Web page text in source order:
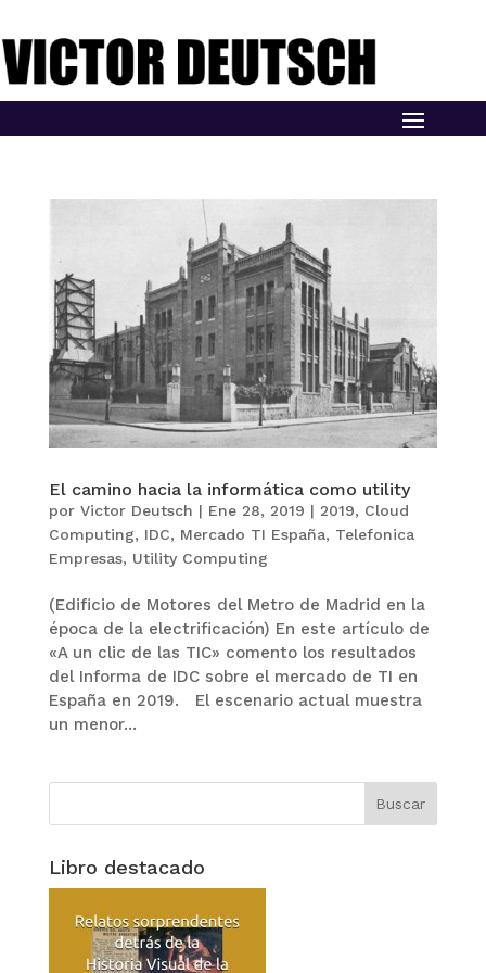
El camino hacia la informática como utility
por Victor Deutsch | Ene 28, 2019 | 2019, Cloud
Computing, IDC, Mercado TI España, Telefonica
Empresas, Utility Computing
(Edificio de Motores del Metro de Madrid en la
época de la electrificación) En este artículo de
«A un clic de las TIC» comento los resultados
del Informa de IDC sobre el mercado de TI en
España en 2019. El escenario actual muestra
un menor...
Libro destacado